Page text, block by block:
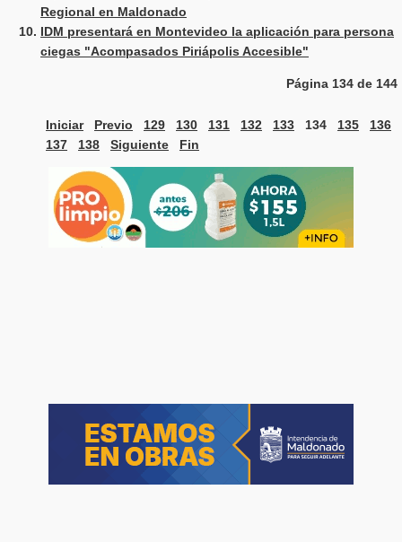
Regional en Maldonado
IDM presentará en Montevideo la aplicación para persona
ciegas "Acompasados Piriápolis Accesible"
Página 134 de 144
Iniciar Previo 129 130 131 132 133 134 135
136
137
138 Siguiente Fin